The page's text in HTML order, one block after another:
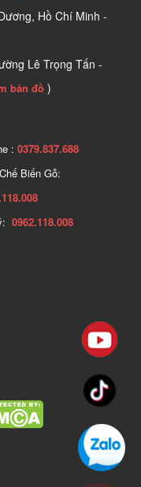
Hồ Chí Minh -
Lê Trọng Tấn -
bản đồ )
: 0379.837.688
Biến Gỗ:
0962.118.008